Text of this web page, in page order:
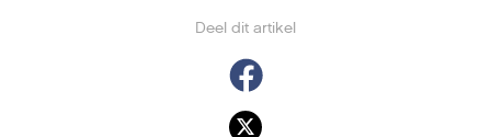
Deel dit artikel